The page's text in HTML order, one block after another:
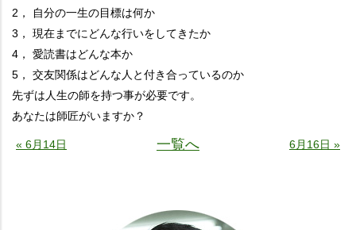
2， 自分の一生の目標は何か
3， 現在までにどんな行いをしてきたか
4， 愛読書はどんな本か
5， 交友関係はどんな人と付き合っているのか
先ずは人生の師を持つ事が必要です。
あなたは師匠がいますか？
« 6月14日 一覧へ 6月16日 »